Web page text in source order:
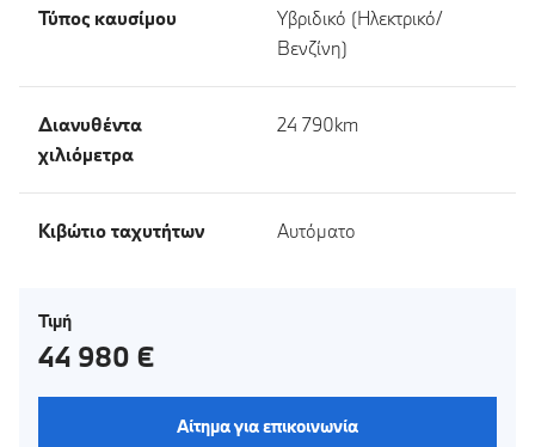
Τύπος καυσίμου
Υβριδικό (Ηλεκτρικό/
Βενζίνη)
Διανυθέντα
χιλιόμετρα
24 790km
Κιβώτιο ταχυτήτων Αυτόματο
Τιμή
44 980 €
Αίτημα για επικοινωνία